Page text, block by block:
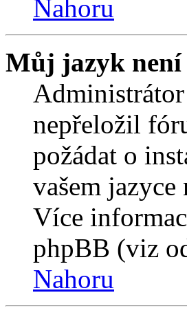
Nahoru
Můj jazyk není
nepřeložil
požádat o
vašem
Více
phpBB (viz
Nahoru